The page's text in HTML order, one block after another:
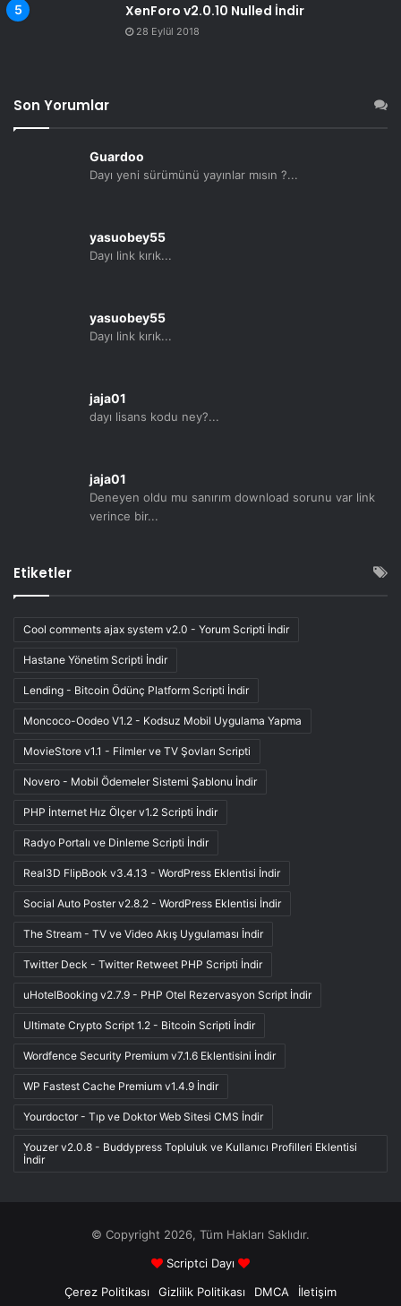
XenForo v2.0.10 Nulled İndir
28 Eylül 2018
Son Yorumlar
Guardoo
Dayı yeni sürümünü yayınlar mısın ?...
yasuobey55
Dayı link kırık...
yasuobey55
Dayı link kırık...
jaja01
dayı lisans kodu ney?...
jaja01
Deneyen oldu mu sanırım download sorunu var link
verince bir...
Etiketler
Cool comments ajax system v2.0 - Yorum Scripti İndir
Hastane Yönetim Scripti İndir
Lending - Bitcoin Ödünç Platform Scripti İndir
Moncoco-Oodeo V1.2 - Kodsuz Mobil Uygulama Yapma
MovieStore v1.1 - Filmler ve TV Şovları Scripti
Novero - Mobil Ödemeler Sistemi Şablonu İndir
PHP İnternet Hız Ölçer v1.2 Scripti İndir
Radyo Portalı ve Dinleme Scripti İndir
Real3D FlipBook v3.4.13 - WordPress Eklentisi İndir
Social Auto Poster v2.8.2 - WordPress Eklentisi İndir
The Stream - TV ve Video Akış Uygulaması İndir
Twitter Deck - Twitter Retweet PHP Scripti İndir
uHotelBooking v2.7.9 - PHP Otel Rezervasyon Script İndir
Ultimate Crypto Script 1.2 - Bitcoin Scripti İndir
Wordfence Security Premium v7.1.6 Eklentisini İndir
WP Fastest Cache Premium v1.4.9 İndir
Yourdoctor - Tıp ve Doktor Web Sitesi CMS İndir
Youzer v2.0.8 - Buddypress Topluluk ve Kullanıcı Profilleri Eklentisi
İndir
© Copyright 2026, Tüm Hakları Saklıdır.
Scriptci Dayı
Çerez Politikası
Gizlilik Politikası DMCA İletişim